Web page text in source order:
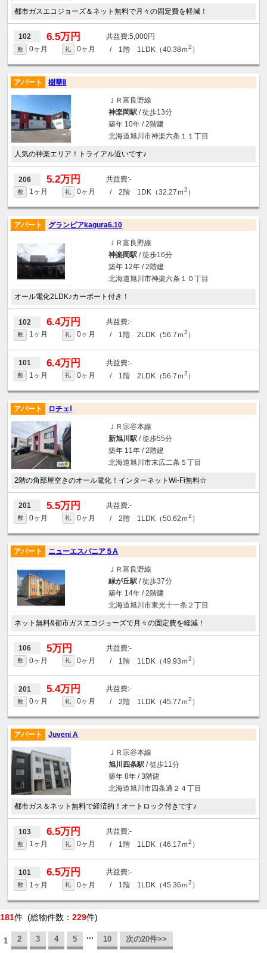
都市ガスエコジョーズ＆ネット無料で月々の固定費を軽減！
102 6.5万円 5,000円
敷 0ヶ月 礼 0ヶ月 / 1階 1LDK（40.38ｍ2 ）
アパート 樹華Ⅱ
ＪＲ富良野線
神楽岡駅/ 徒歩13分
築年 10年 / 2階建
北海道旭川市神楽六条１１丁目
人気の神楽エリア！トライアル近いです♪
206 5.2万円 -
敷 1ヶ月 礼 0ヶ月 / 2階 1DK（32.27ｍ2 ）
アパート グランピアkagura6.10
ＪＲ富良野線
神楽岡駅/ 徒歩16分
築年 12年 / 2階建
北海道旭川市神楽六条１０丁目
オール電化2LDK♪カーポート付き！
102 6.4万円 -
敷 1ヶ月 礼 0ヶ月 / 1階 2LDK（56.7ｍ2 ）
101 6.4万円 -
敷 1ヶ月 礼 0ヶ月 / 1階 2LDK（56.7ｍ2 ）
アパート ロチェⅠ
ＪＲ宗谷本線
新旭川駅/ 徒歩55分
築年 11年 / 2階建
北海道旭川市末広二条５丁目
2階の角部屋空きのオール電化！インターネットWi-Fi無料☆
201 5.5万円 -
敷 0ヶ月 礼 0ヶ月 / 2階 1LDK（50.62ｍ2 ）
アパート ニューエスパニア５A
ＪＲ富良野線
緑が丘駅/ 徒歩37分
築年 14年 / 2階建
北海道旭川市東光十一条２丁目
ネット無料&都市ガスエコジョーズで月々の固定費を軽減！
106 5万円 -
敷 0ヶ月 礼 0ヶ月 / 1階 1LDK（49.93ｍ2 ）
201 5.4万円 -
敷 0ヶ月 礼 0ヶ月 / 2階 1LDK（45.77ｍ2 ）
アパート Juveni A
ＪＲ宗谷本線
旭川四条駅/ 徒歩11分
築年 8年 / 3階建
北海道旭川市四条通２４丁目
都市ガス＆ネット無料で経済的！オートロック付きです♪
103 6.5万円 -
敷 1ヶ月 礼 0ヶ月 / 1階 1LDK（46.17ｍ2 ）
101 6.5万円 -
敷 1ヶ月 礼 0ヶ月 / 1階 1LDK（45.36ｍ2 ）
181件 (総物件数： 229件)
1 2 3 4 5 ... 10 次の20件>>